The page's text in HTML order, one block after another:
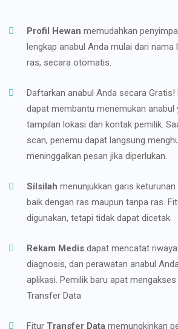
Profil Hewan memudahkan
lengkap anabul Anda mulai dari nama
ras, secara otomatis.
Daftarkan anabul Anda secara Gratis!
dapat membantu menemukan anabul
tampilan lokasi dan kontak pemilik.
scan, penemu dapat langsung
meninggalkan pesan jika diperlukan.
Silsilah menunjukkan garis
baik dengan ras maupun tanpa ras.
digunakan, tetapi tidak dapat dicetak.
Rekam Medis dapat mencatat
diagnosis, dan perawatan anabul
aplikasi. Pemilik baru apat
Transfer Data
Fitur Transfer Data memungkinkan